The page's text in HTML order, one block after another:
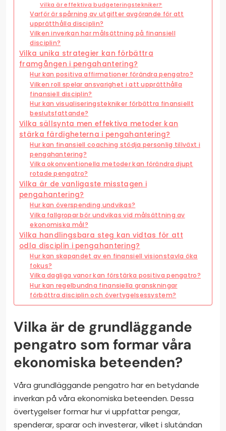
Vilka är effektiva budgeteringstekniker?
Varför är spårning av utgifter avgörande för att
upprätthålla disciplin?
Vilken inverkan har målsättning på finansiell
disciplin?
Vilka unika strategier kan förbättra
framgången i pengahantering?
Hur kan positiva affirmationer förändra pengatro?
Vilken roll spelar ansvarighet i att upprätthålla
finansiell disciplin?
Hur kan visualiseringstekniker förbättra finansiellt
beslutsfattande?
Vilka sällsynta men effektiva metoder kan
stärka färdigheterna i pengahantering?
Hur kan finansiell coaching stödja personlig tillväxt i
pengahantering?
Vilka okonventionella metoder kan förändra djupt
rotade pengatro?
Vilka är de vanligaste misstagen i
pengahantering?
Hur kan överspending undvikas?
Vilka fallgropar bör undvikas vid målsättning av
ekonomiska mål?
Vilka handlingsbara steg kan vidtas för att
odla disciplin i pengahantering?
Hur kan skapandet av en finansiell visionstavla öka
fokus?
Vilka dagliga vanor kan förstärka positiva pengatro?
Hur kan regelbundna finansiella granskningar
förbättra disciplin och övertygelsessystem?
Vilka är de grundläggande
pengatro som formar våra
ekonomiska beteenden?
Våra grundläggande pengatro har en betydande
inverkan på våra ekonomiska beteenden. Dessa
övertygelser formar hur vi uppfattar pengar,
spenderar, sparar och investerar, vilket i slutändan